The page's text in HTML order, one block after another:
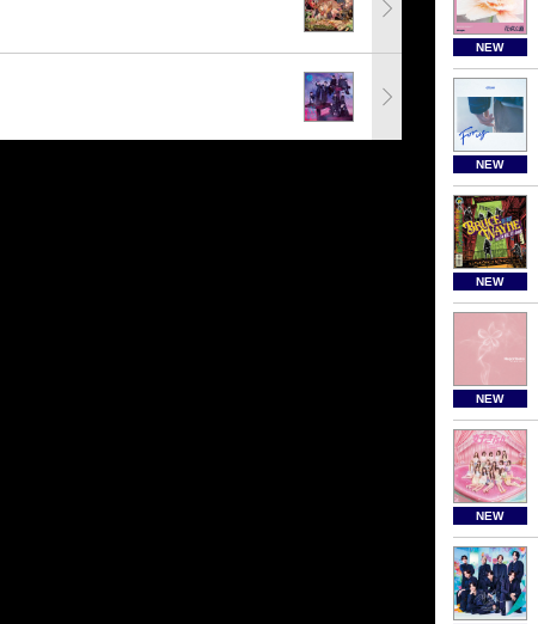
NEW
NEW
NEW
NEW
NEW